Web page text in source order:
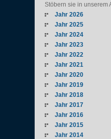
Stöbern sie in unserem
Jahr 2026
Jahr 2025
Jahr 2024
Jahr 2023
Jahr 2022
Jahr 2021
Jahr 2020
Jahr 2019
Jahr 2018
Jahr 2017
Jahr 2016
Jahr 2015
Jahr 2014